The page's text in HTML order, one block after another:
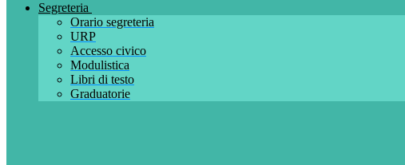
Segreteria
Orario segreteria
URP
Accesso civico
Modulistica
Libri di testo
Graduatorie